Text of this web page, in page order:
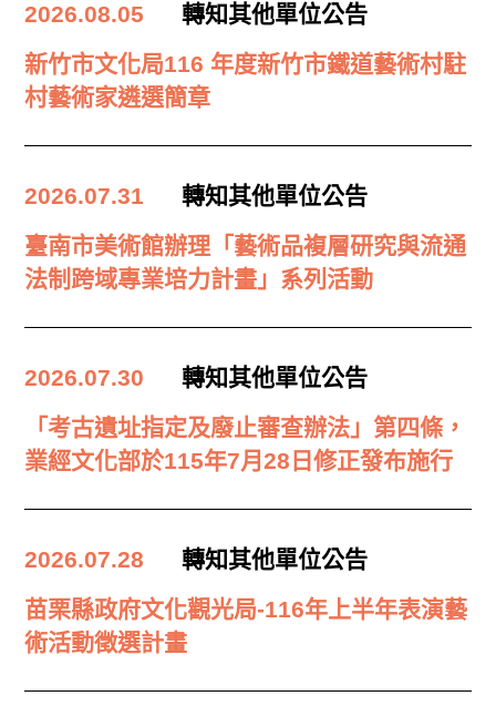
2026.08.05
轉知其他單位公告
新竹市文化局116 年度新竹市鐵道藝術村駐
村藝術家遴選簡章
2026.07.31
轉知其他單位公告
臺南市美術館辦理「藝術品複層研究與流通
法制跨域專業培力計畫」系列活動
2026.07.30
轉知其他單位公告
「考古遺址指定及廢止審查辦法」第四條，
業經文化部於115年7月28日修正發布施行
2026.07.28
轉知其他單位公告
苗栗縣政府文化觀光局-116年上半年表演藝
術活動徵選計畫